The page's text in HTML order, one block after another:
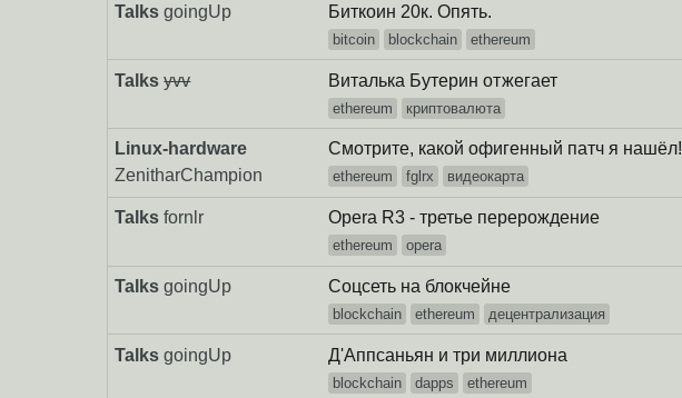
Talks goingUp Биткоин 20к. Опять.
bitcoin blockchain ethereum
Talks yvv Виталька Бутерин отжегает
ethereum криптовалюта
Linux-hardware
ZenitharChampion
Смотрите, какой офигенный патч я нашёл!
ethereum fglrx видеокарта
Talks fornlr Opera R3 - третье перерождение
ethereum opera
Talks goingUp Соцсеть на блокчейне
blockchain ethereum децентрализация
Talks goingUp Д'Аппсаньян и три миллиона
blockchain dapps ethereum